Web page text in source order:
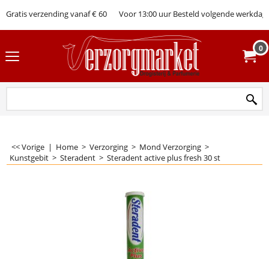
Gratis verzending vanaf € 60 Voor 13:00 uur Besteld volgende werkdag
0
<< Vorige | Home > Verzorging > Mond Verzorging >
Kunstgebit > Steradent > Steradent active plus fresh 30 st